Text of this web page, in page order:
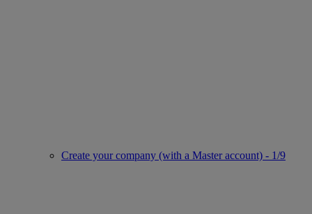
Create your company (with a Master account) - 1/9